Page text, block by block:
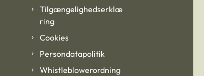
Tilgængelighedserklæ
ring
Cookies
Persondatapolitik
Whistleblowerordning